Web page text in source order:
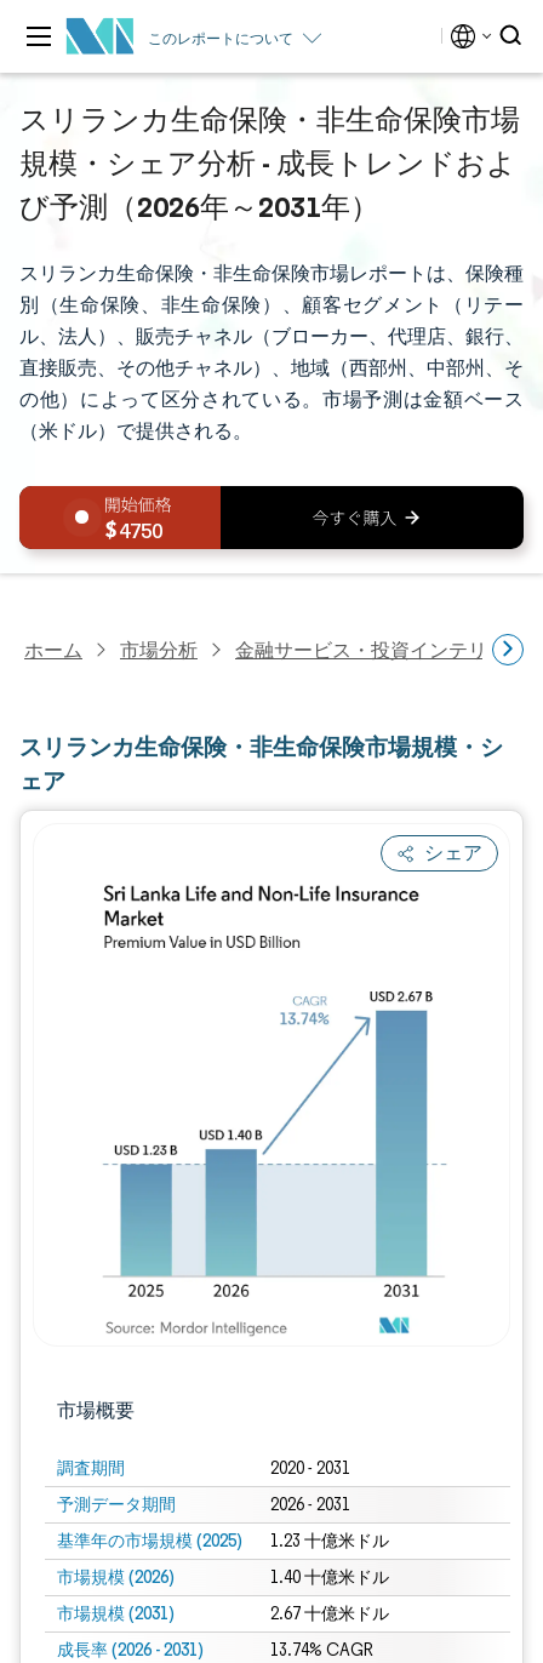
このレポートについて
スリランカ生命保険・非生命保険市場
規模・シェア分析 - 成長トレンドおよ
び予測（2026年～2031年）
スリランカ生命保険・非生命保険市場レポートは、保険種
別（生命保険、非生命保険）、顧客セグメント（リテー
ル、法人）、販売チャネル（ブローカー、代理店、銀行、
直接販売、その他チャネル）、地域（西部州、中部州、そ
の他）によって区分されている。市場予測は金額ベース
（米ドル）で提供される。
4750
ホーム 市場分析 金融サービス・投資インテリジェ
スリランカ生命保険・非生命保険市場規模・シ
ェア
シェア
市場概要
調査期間 2020 - 2031
予測データ期間 2026 - 2031
基準年の市場規模 (2025) 1.23 十億米ドル
市場規模 (2026) 1.40 十億米ドル
市場規模 (2031) 2.67 十億米ドル
成長率 (2026 - 2031) 13.74% CAGR
画像 © Mordor Intelligence。再利用には